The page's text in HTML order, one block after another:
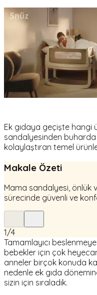
Ek gıdaya geçişte hangi
sandalyesinden
kolaylaştıran temel
Makale Özeti
Mama sandalyesi, önlük
sürecinde güvenli ve
1/4
Tamamlayıcı
bebekler için çok
anneler birçok konuda
nedenle ek gıda
sizin için sıraladık.